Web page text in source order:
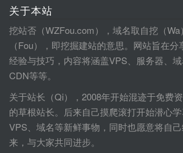
关于本站
挖站否（WZFou.com），域名取自挖（
（Fou），即挖掘建站的意思。网站旨在分
经验与技巧，内容将涵盖VPS、服务器、域
CDN等等。
关于站长（Qi），2008年开始混迹于免费
的草根站长。后来自己摸爬滚打开始潜心学
VPS、域名等新鲜事物，同时也愿意将自
来，与大家共同进步。